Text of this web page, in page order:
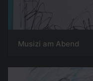
Musizi am Abend